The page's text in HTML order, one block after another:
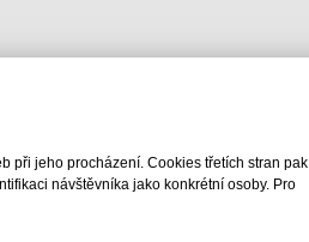
při jeho procházení. Cookies třetích stran pak
návštěvníka jako konkrétní osoby. Pro